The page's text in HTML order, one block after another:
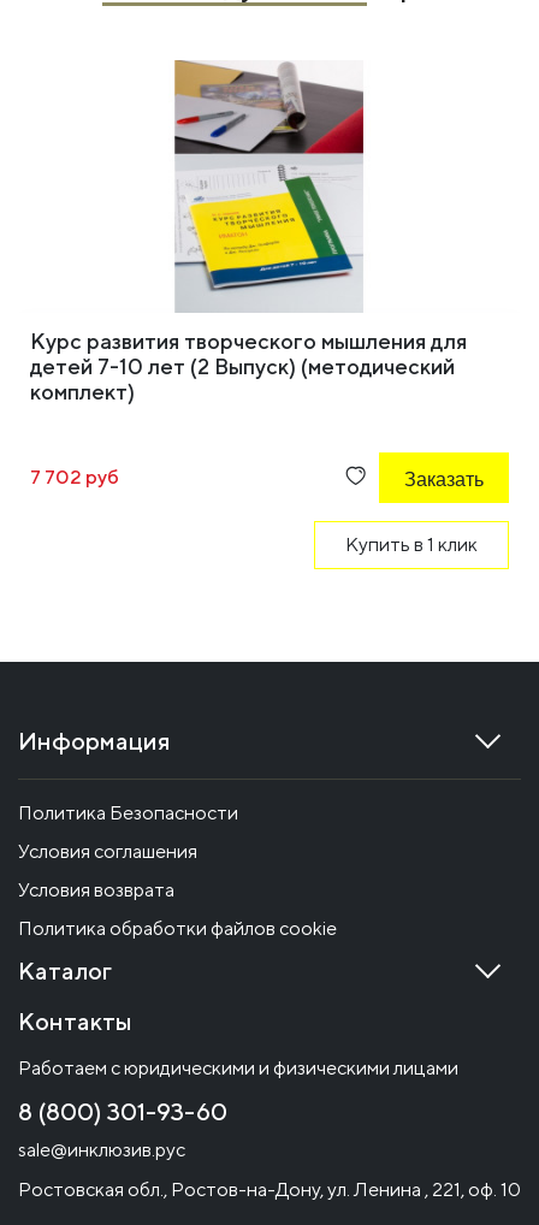
Курс развития творческого мышления для
детей 7-10 лет (2 Выпуск) (методический
комплект)
7 702 руб Заказать
Купить в 1 клик
Информация
Политика Безопасности
Условия соглашения
Условия возврата
Политика обработки файлов cookie
Каталог
Контакты
Работаем с юридическими и физическими лицами
8 (800) 301-93-60
sale@инклюзив.рус
Ростовская обл., Ростов-на-Дону, ул. Ленина , 221, оф. 10